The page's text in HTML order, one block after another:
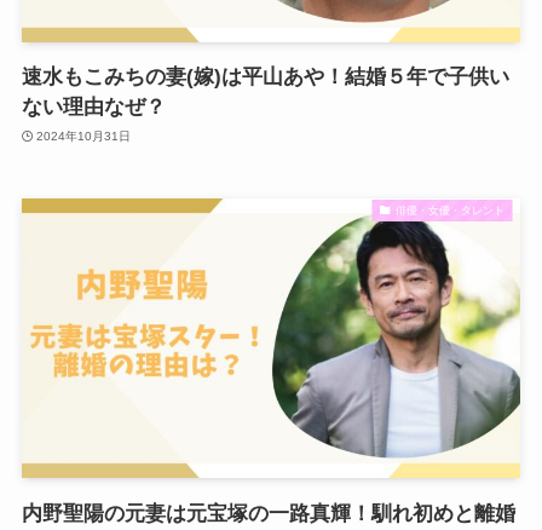
速水もこみちの妻(嫁)は平山あや！結婚５年で子供い
ない理由なぜ？
2024年10月31日
俳優・女優・タレント
内野聖陽の元妻は元宝塚の一路真輝！馴れ初めと離婚